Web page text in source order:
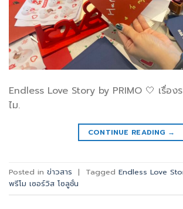
Endless Love Story by PRIMO 🤍 เรื่อง
ไม.
CONTINUE READING →
Posted in ข่าวสาร | Tagged Endless Love
พรีโม เซอร์วิส โซลูชั่น